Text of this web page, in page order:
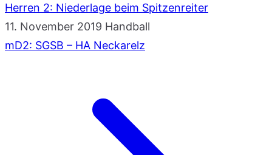
Herren 2: Niederlage beim Spitzenreiter
11. November 2019 Handball
mD2: SGSB – HA Neckarelz